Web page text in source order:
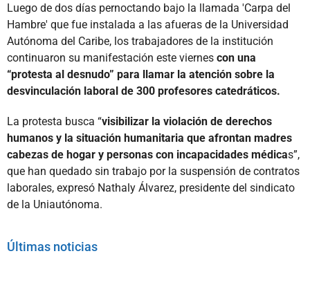
Luego de dos días pernoctando bajo la llamada 'Carpa del
Hambre' que fue instalada a las afueras de la Universidad
Autónoma del Caribe, los trabajadores de la institución
continuaron su manifestación este viernes con una
“protesta al desnudo” para llamar la atención sobre la
desvinculación laboral de 300 profesores catedráticos.
La protesta busca “visibilizar la violación de derechos
humanos y la situación humanitaria que afrontan madres
cabezas de hogar y personas con incapacidades médicas”,
que han quedado sin trabajo por la suspensión de contratos
laborales, expresó Nathaly Álvarez, presidente del sindicato
de la Uniautónoma.
Últimas noticias